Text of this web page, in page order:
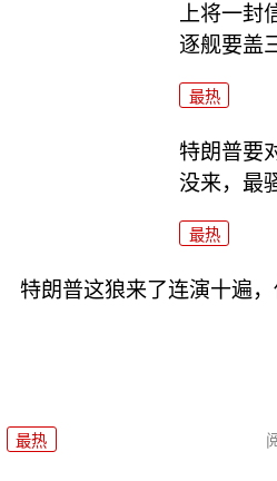
上将一封
逐舰要盖
最热
特朗普要
没来，最
最热
特朗普这狼来了连演十遍，
最热